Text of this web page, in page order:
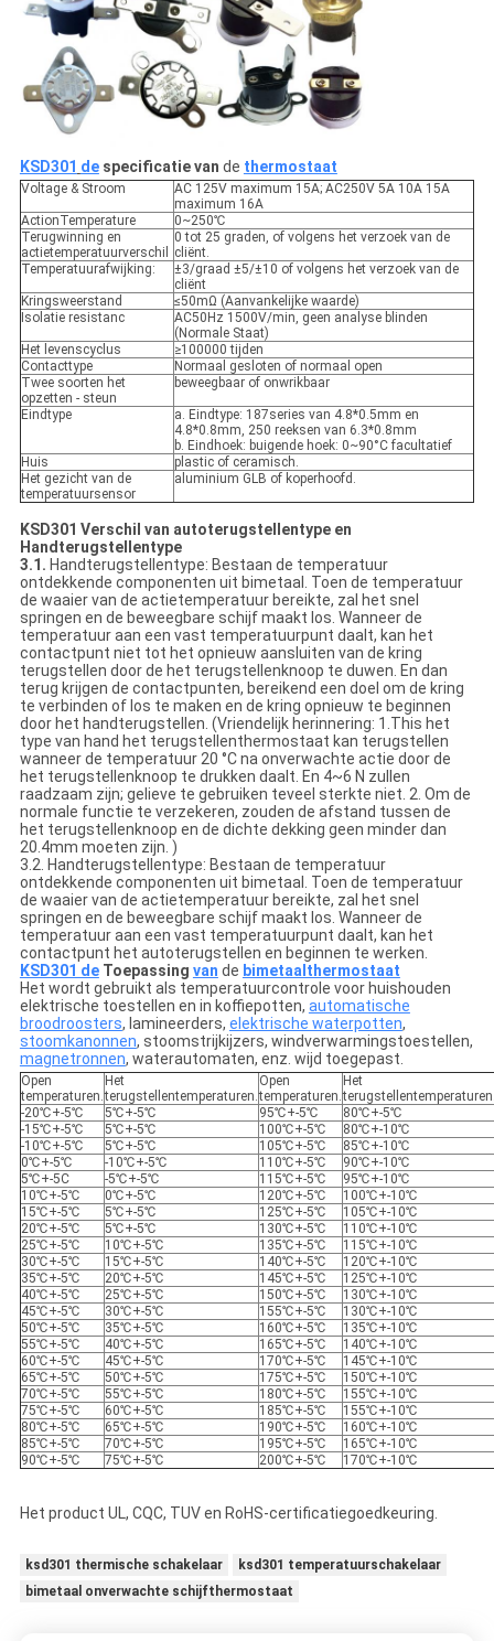
KSD301 despecificatie van de thermostaat
Voltage & Stroom
AC 125V maximum 15A; AC250V 5A 10A 15A
maximum 16A
ActionTemperature
0~250℃
Terugwinning en
actietemperatuurverschil
0 tot 25 graden, of volgens het verzoek van de
cliënt.
Temperatuurafwijking:
±3/graad ±5/±10 of volgens het verzoek van de
cliënt
Kringsweerstand
≤50mΩ (Aanvankelijke waarde)
Isolatie resistanc
AC50Hz 1500V/min, geen analyse blinden
(Normale Staat)
Het levenscyclus
≥100000 tijden
Contacttype
Normaal gesloten of normaal open
Twee soorten het
opzetten - steun
beweegbaar of onwrikbaar
Eindtype
a. Eindtype: 187series van 4.8*0.5mm en
4.8*0.8mm, 250 reeksen van 6.3*0.8mm
b. Eindhoek: buigende hoek: 0~90°C facultatief
Huis
plastic of ceramisch.
Het gezicht van de
temperatuursensor
aluminium GLB of koperhoofd.
KSD301 Verschil van autoterugstellentype en
Handterugstellentype
3.1. Handterugstellentype: Bestaan de temperatuur
ontdekkende componenten uit bimetaal. Toen de temperatuur
de waaier van de actietemperatuur bereikte, zal het snel
springen en de beweegbare schijf maakt los. Wanneer de
temperatuur aan een vast temperatuurpunt daalt, kan het
contactpunt niet tot het opnieuw aansluiten van de kring
terugstellen door de het terugstellenknoop te duwen. En dan
terug krijgen de contactpunten, bereikend een doel om de kring
te verbinden of los te maken en de kring opnieuw te beginnen
door het handterugstellen. (Vriendelijk herinnering: 1.This het
type van hand het terugstellenthermostaat kan terugstellen
wanneer de temperatuur 20 °C na onverwachte actie door de
het terugstellenknoop te drukken daalt. En 4~6 N zullen
raadzaam zijn; gelieve te gebruiken teveel sterkte niet. 2. Om de
normale functie te verzekeren, zouden de afstand tussen de
het terugstellenknoop en de dichte dekking geen minder dan
20.4mm moeten zijn. )
3.2. Handterugstellentype: Bestaan de temperatuur
ontdekkende componenten uit bimetaal. Toen de temperatuur
de waaier van de actietemperatuur bereikte, zal het snel
springen en de beweegbare schijf maakt los. Wanneer de
temperatuur aan een vast temperatuurpunt daalt, kan het
contactpunt het autoterugstellen en beginnen te werken.
KSD301 deToepassing van de bimetaalthermostaat
Het wordt gebruikt als temperatuurcontrole voor huishouden
elektrische toestellen en in koffiepotten, automatische
broodroosters, lamineerders, elektrische waterpotten,
stoomkanonnen, stoomstrijkijzers, windverwarmingstoestellen,
magnetronnen, waterautomaten, enz. wijd toegepast.
Open
temperaturen.
Het
terugstellentemperaturen.
Open
temperaturen.
Het
-20℃+-5℃
5℃+-5℃ 95℃+-5℃
80℃+-5℃
-15℃+-5℃
5℃+-5℃ 100℃+-5℃
80℃+-10℃
-10℃+-5℃
5℃+-5℃ 105℃+-5℃
85℃+-10℃
0℃+-5℃
-10℃+-5℃ 110℃+-5℃
90℃+-10℃
5℃+-5C
-5℃+-5℃ 115℃+-5℃
95℃+-10℃
10℃+-5℃
0℃+-5℃ 120℃+-5℃
100℃+-10℃
15℃+-5℃
5℃+-5℃ 125℃+-5℃
105℃+-10℃
20℃+-5℃
5℃+-5℃ 130℃+-5℃
110℃+-10℃
25℃+-5℃
10℃+-5℃ 135℃+-5℃
115℃+-10℃
30℃+-5℃
15℃+-5℃ 140℃+-5℃
120℃+-10℃
35℃+-5℃
20℃+-5℃ 145℃+-5℃
125℃+-10℃
40℃+-5℃
25℃+-5℃ 150℃+-5℃
130℃+-10℃
45℃+-5℃
30℃+-5℃ 155℃+-5℃
130℃+-10℃
50℃+-5℃
35℃+-5℃ 160℃+-5℃
135℃+-10℃
55℃+-5℃
40℃+-5℃ 165℃+-5℃
140℃+-10℃
60℃+-5℃
45℃+-5℃ 170℃+-5℃
145℃+-10℃
65℃+-5℃
50℃+-5℃ 175℃+-5℃
150℃+-10℃
70℃+-5℃
55℃+-5℃ 180℃+-5℃
155℃+-10℃
75℃+-5℃
60℃+-5℃ 185℃+-5℃
155℃+-10℃
80℃+-5℃
65℃+-5℃ 190℃+-5℃
160℃+-10℃
85℃+-5℃
70℃+-5℃ 195℃+-5℃
165℃+-10℃
90℃+-5℃
75℃+-5℃ 200℃+-5℃ 170℃+-10℃
Het product UL, CQC, TUV en RoHS-certificatiegoedkeuring.
ksd301 thermische schakelaar
ksd301 temperatuurschakelaar
bimetaal onverwachte schijfthermostaat